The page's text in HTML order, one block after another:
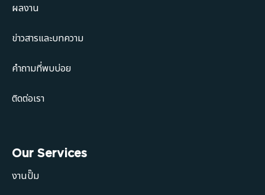
ผลงาน
ข่าวสารและบทความ
คำถามที่พบบ่อย
ติดต่อเรา
Our Services
งานปั๊ม